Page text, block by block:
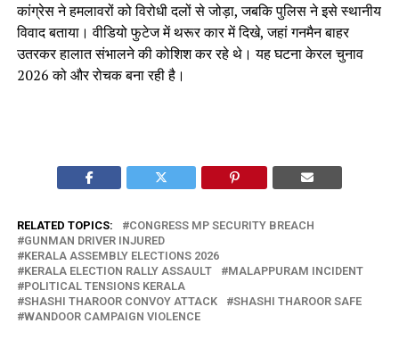
कांग्रेस ने हमलावरों को विरोधी दलों से जोड़ा, जबकि पुलिस ने इसे स्थानीय
विवाद बताया। वीडियो फुटेज में थरूर कार में दिखे, जहां गनमैन बाहर
उतरकर हालात संभालने की कोशिश कर रहे थे। यह घटना केरल चुनाव
2026 को और रोचक बना रही है।
RELATED TOPICS:
CONGRESS MP SECURITY BREACH
GUNMAN DRIVER INJURED
KERALA ASSEMBLY ELECTIONS 2026
KERALA ELECTION RALLY ASSAULT
MALAPPURAM INCIDENT
POLITICAL TENSIONS KERALA
SHASHI THAROOR CONVOY ATTACK
SHASHI THAROOR SAFE
WANDOOR CAMPAIGN VIOLENCE